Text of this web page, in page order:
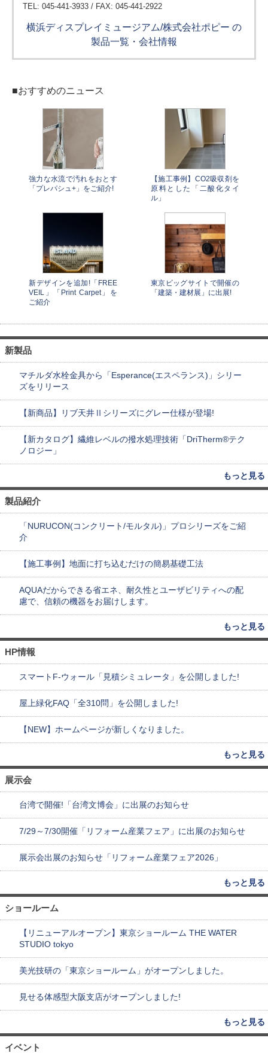
TEL: 045-441-3933 / FAX: 045-441-2922
横浜ディスプレイミュージアム/株式会社ポピー の
製品一覧・会社情報
■おすすめのニュース
強力な水流で汚れをおとす
「プレパシュ+」をご紹介!
【施工事例】CO2吸収剤を
原料とした「二酸化タイ
ル」
新デザインを追加!「FREE
VEIL」「Print Carpet」を
ご紹介
東京ビッグサイトで開催の
「建築・建材展」に出展!
新製品
マチルダ水栓金具から「Esperance(エスペランス)」シリー
ズをリリース
【新商品】リブ天井Ⅱシリーズにグレー仕様が登場!
【新カタログ】繊維レベルの撥水処理技術「DriTherm®テク
ノロジー」
もっと見る
製品紹介
「NURUCON(コンクリート/モルタル)」プロシリーズをご紹
介
【施工事例】地面に打ち込むだけの簡易基礎工法
AQUAだからできる省エネ、耐久性とユーザビリティへの配
慮で、信頼の機器をお届けします。
もっと見る
HP情報
スマートF-ウォール「見積シミュレータ」を公開しました!
屋上緑化FAQ「全310問」を公開しました!
【NEW】ホームページが新しくなりました。
もっと見る
展示会
台湾で開催!「台湾文博会」に出展のお知らせ
7/29～7/30開催「リフォーム産業フェア」に出展のお知らせ
展示会出展のお知らせ「リフォーム産業フェア2026」
もっと見る
ショールーム
【リニューアルオープン】東京ショールーム THE WATER
STUDIO tokyo
美光技研の「東京ショールーム」がオープンしました。
見せる体感型大阪支店がオープンしました!
もっと見る
イベント